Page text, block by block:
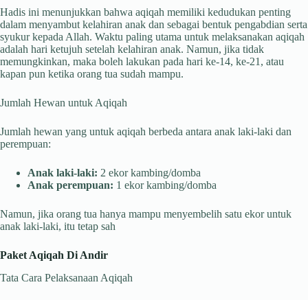
Hadis ini menunjukkan bahwa aqiqah memiliki kedudukan penting
dalam menyambut kelahiran anak dan sebagai bentuk pengabdian serta
syukur kepada Allah. Waktu paling utama untuk melaksanakan aqiqah
adalah hari ketujuh setelah kelahiran anak. Namun, jika tidak
memungkinkan, maka boleh lakukan pada hari ke-14, ke-21, atau
kapan pun ketika orang tua sudah mampu.
Jumlah Hewan untuk Aqiqah
Jumlah hewan yang untuk aqiqah berbeda antara anak laki-laki dan
perempuan:
Anak laki-laki: 2 ekor kambing/domba
Anak perempuan: 1 ekor kambing/domba
Namun, jika orang tua hanya mampu menyembelih satu ekor untuk
anak laki-laki, itu tetap sah
Paket Aqiqah Di Andir
Tata Cara Pelaksanaan Aqiqah